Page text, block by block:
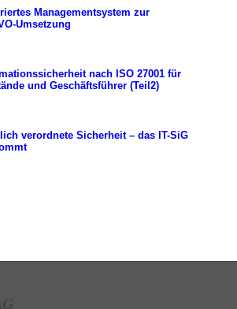
Managementsystem zur
Umsetzung
nach ISO 27001 für
und Geschäftsführer (Teil2)
verordnete Sicherheit – das IT-SiG